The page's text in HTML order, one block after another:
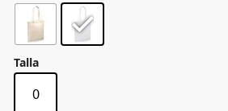
Talla
0